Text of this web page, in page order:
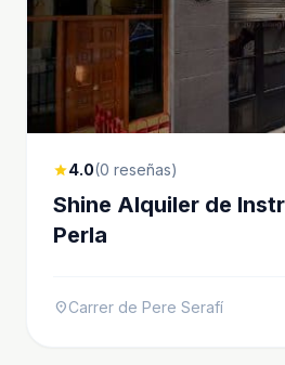
star4.0(0 reseñas)
Shine Alquiler de
Perla
location_onCarrer de Pere Serafí